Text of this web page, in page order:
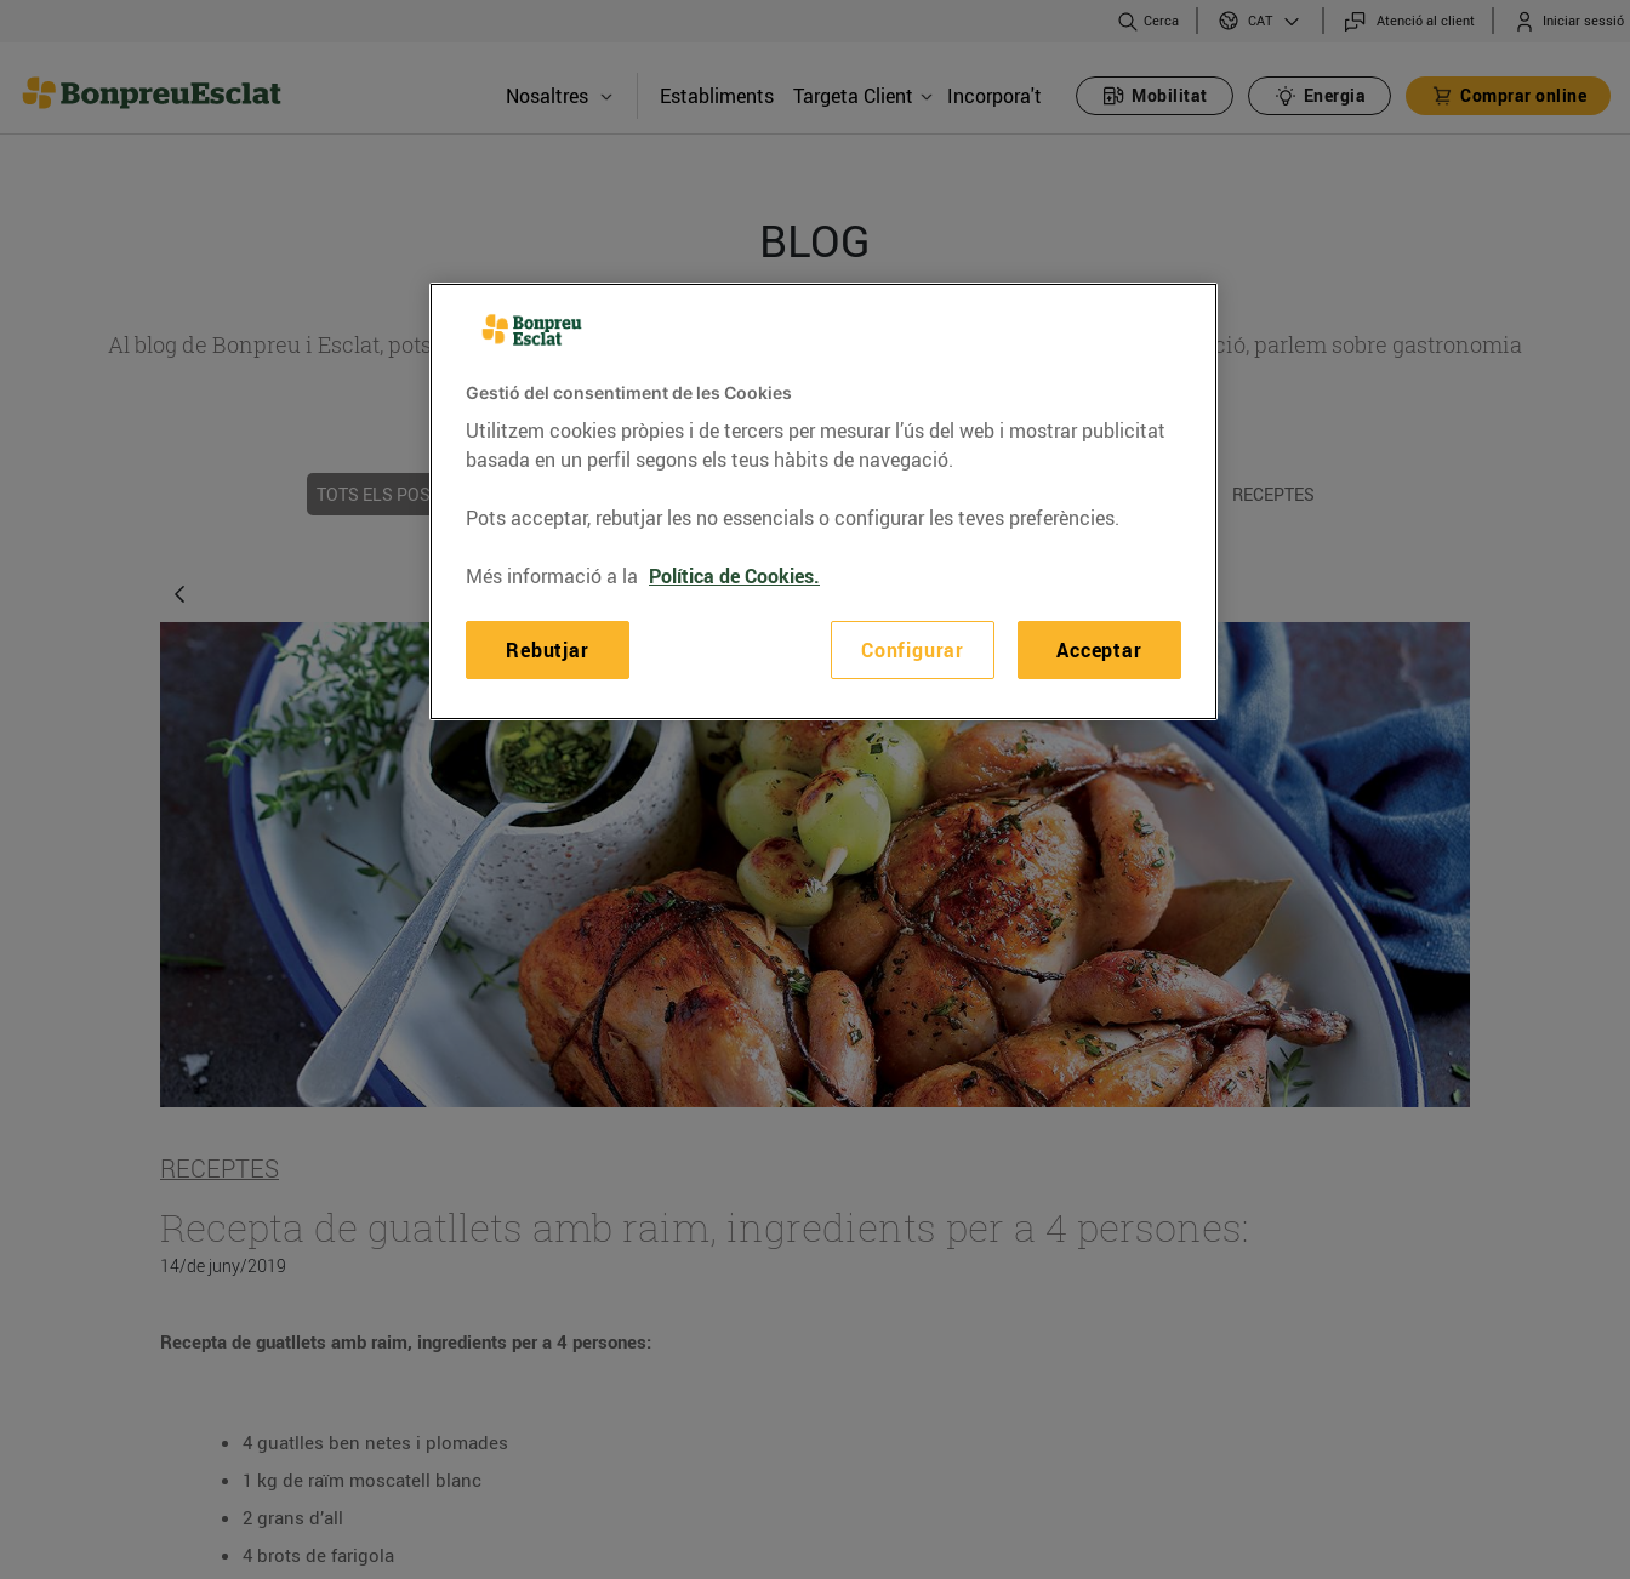
Cerca CAT Atenció al client Iniciar sessió
Nosaltres Establiments Targeta Client Incorpora't Mobilitat Energia Comprar online
BLOG
Al blog de Bonpreu i Esclat, pots trobar receptes, consells nutricionals, informació d’actualitat sobre alimentació, parlem sobre gastronomia
del nostre territori i molts altres temes.
TOTS ELS POSTS RECEPTES
RECEPTES
Recepta de guatllets amb raim, ingredients per a 4 persones:
14/de juny/2019
Recepta de guatllets amb raim, ingredients per a 4 persones:
4 guatlles ben netes i plomades
1 kg de raïm moscatell blanc
2 grans d’all
4 brots de farigola
Gestió del consentiment de les Cookies
Utilitzem cookies pròpies i de tercers per mesurar l’ús del web i mostrar publicitat
basada en un perfil segons els teus hàbits de navegació.
Pots acceptar, rebutjar les no essencials o configurar les teves preferències.
Més informació a la Política de Cookies.
Configurar
Rebutjar Acceptar